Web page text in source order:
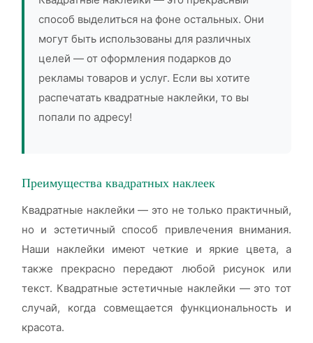
способ выделиться на фоне остальных. Они
могут быть использованы для различных
целей — от оформления подарков до
рекламы товаров и услуг. Если вы хотите
распечатать квадратные наклейки, то вы
попали по адресу!
Преимущества квадратных наклеек
Квадратные наклейки — это не только практичный,
но и эстетичный способ привлечения внимания.
Наши наклейки имеют четкие и яркие цвета, а
также прекрасно передают любой рисунок или
текст. Квадратные эстетичные наклейки — это тот
случай, когда совмещается функциональность и
красота.